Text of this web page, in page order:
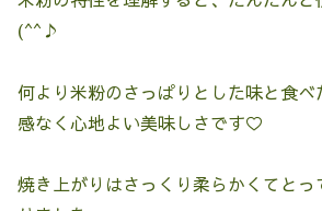
(^^♪
何より米粉のさっぱりとした味と食
感なく心地よい美味しさです♡
焼き上がりはさっくり柔らかくてと